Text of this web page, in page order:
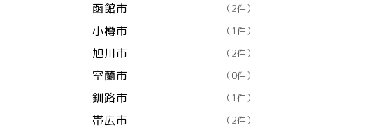
函館市 （2件）
小樽市 （1件）
旭川市 （2件）
室蘭市 （0件）
釧路市 （1件）
帯広市 （2件）